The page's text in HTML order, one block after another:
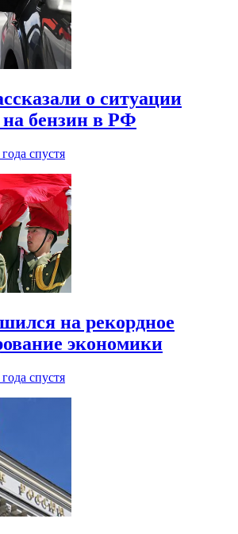
о ситуации
бензин в РФ
года спустя
на рекордное
экономики
года спустя